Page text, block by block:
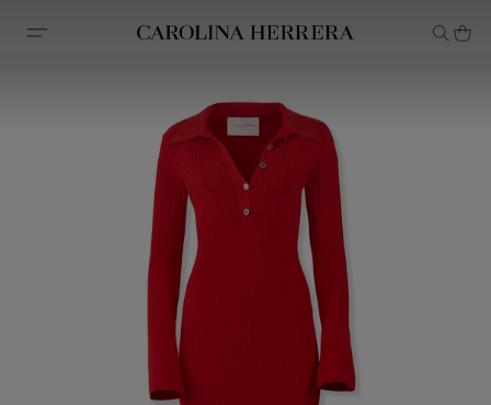
Erklärung zur Barrierefreiheit (Link)